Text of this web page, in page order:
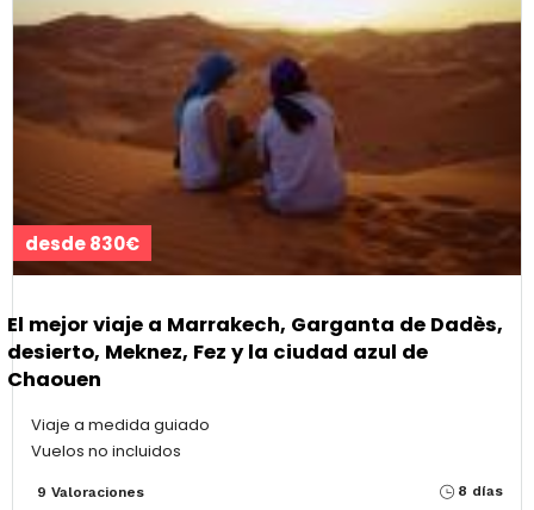
desde 830€
El mejor viaje a Marrakech, Garganta de Dadès,
desierto, Meknez, Fez y la ciudad azul de
Chaouen
Viaje a medida guiado
Vuelos no incluidos
9 Valoraciones 8 días